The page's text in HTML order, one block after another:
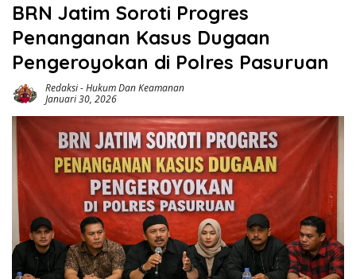
BRN Jatim Soroti Progres
Penanganan Kasus Dugaan
Pengeroyokan di Polres Pasuruan
Redaksi-Hukum Dan Keamanan
Januari 30, 2026